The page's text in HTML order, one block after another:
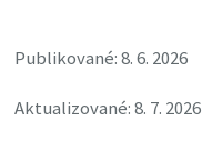
Publikované: 8. 6. 2026
Aktualizované: 8. 7. 2026